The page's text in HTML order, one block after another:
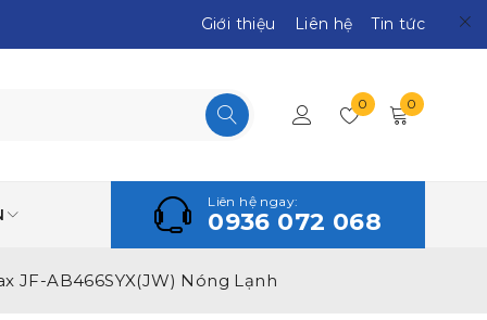
Giới thiệu Liên hệ Tin tức
0 0
Liên hệ ngay:
0936 072 068
JF-AB466SYX(JW) Nóng Lạnh